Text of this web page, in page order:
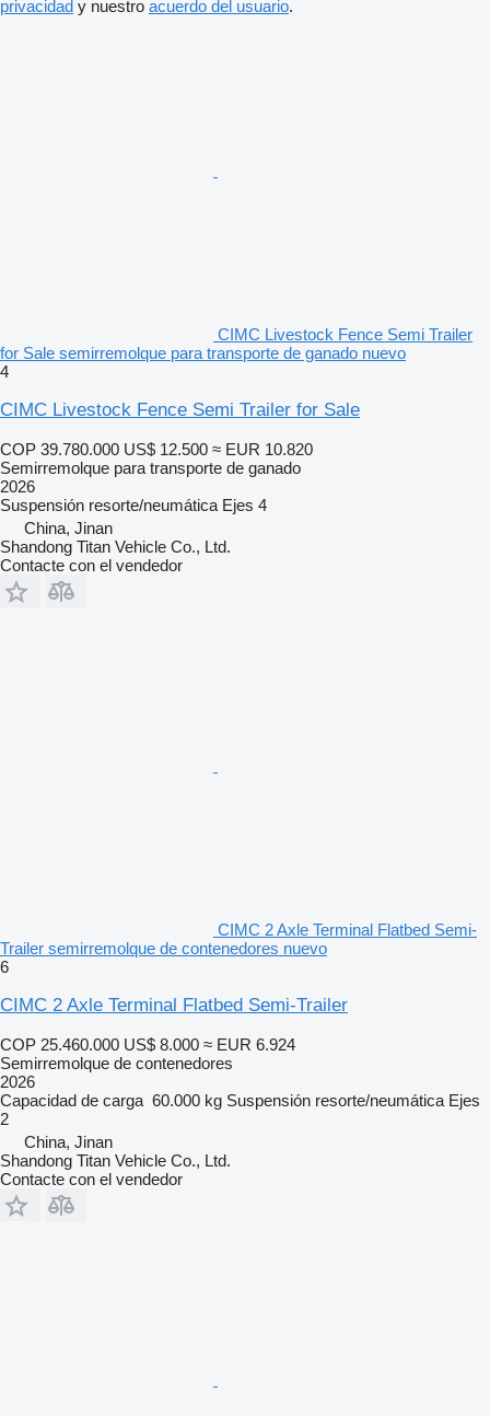
privacidad y nuestro acuerdo del usuario.
CIMC Livestock Fence Semi Trailer
for Sale semirremolque para transporte de ganado nuevo
4
CIMC Livestock Fence Semi Trailer for Sale
COP 39.780.000 US$ 12.500 ≈ EUR 10.820
Semirremolque para transporte de ganado
2026
Suspensión resorte/neumática Ejes 4
China, Jinan
Shandong Titan Vehicle Co., Ltd.
Contacte con el vendedor
CIMC 2 Axle Terminal Flatbed Semi-
Trailer semirremolque de contenedores nuevo
6
CIMC 2 Axle Terminal Flatbed Semi-Trailer
COP 25.460.000 US$ 8.000 ≈ EUR 6.924
Semirremolque de contenedores
2026
Capacidad de carga 60.000 kg Suspensión resorte/neumática Ejes
2
China, Jinan
Shandong Titan Vehicle Co., Ltd.
Contacte con el vendedor